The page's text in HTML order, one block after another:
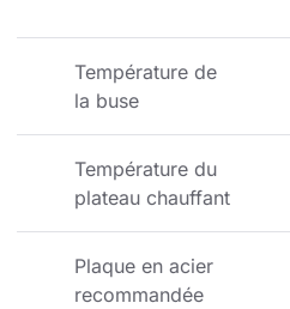
Température de
la buse
Température du
plateau chauffant
Plaque en acier
recommandée